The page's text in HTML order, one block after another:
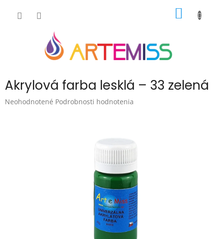
Akrylová farba lesklá – 33 zelená
Priemerné
Neohodnotené Podrobnosti hodnotenia